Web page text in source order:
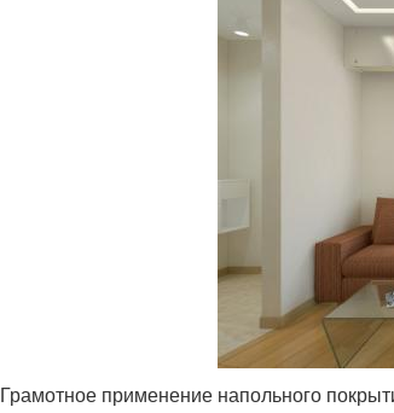
Грамотное применение напольного